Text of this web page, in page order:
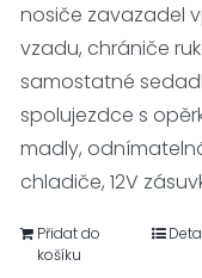
nosiče zavazadel
vzadu, chrániče
samostatné
spolujezdce s
madly,
chladiče, 12V
Přidat do
košíku